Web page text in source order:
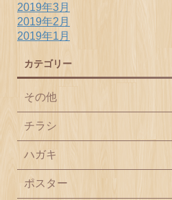
2019年3月
2019年2月
2019年1月
カテゴリー
その他
チラシ
ハガキ
ポスター